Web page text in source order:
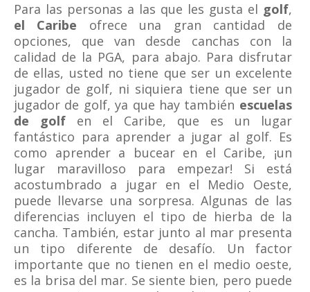
Para las personas a las que les gusta el golf,
el Caribe ofrece una gran cantidad de
opciones, que van desde canchas con la
calidad de la PGA, para abajo. Para disfrutar
de ellas, usted no tiene que ser un excelente
jugador de golf, ni siquiera tiene que ser un
jugador de golf, ya que hay también escuelas
de golf en el Caribe, que es un lugar
fantástico para aprender a jugar al golf. Es
como aprender a bucear en el Caribe, ¡un
lugar maravilloso para empezar! Si está
acostumbrado a jugar en el Medio Oeste,
puede llevarse una sorpresa. Algunas de las
diferencias incluyen el tipo de hierba de la
cancha. También, estar junto al mar presenta
un tipo diferente de desafío. Un factor
importante que no tienen en el medio oeste,
es la brisa del mar. Se siente bien, pero puede